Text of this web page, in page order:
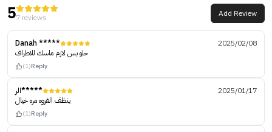
57 reviews Add Review
Danah *****
2025/02/08
حلو بس لازم ماسك للاطراف
(1)Reply
الر*****
2025/01/17
ينظف الفروه مره خيال
(1)Reply